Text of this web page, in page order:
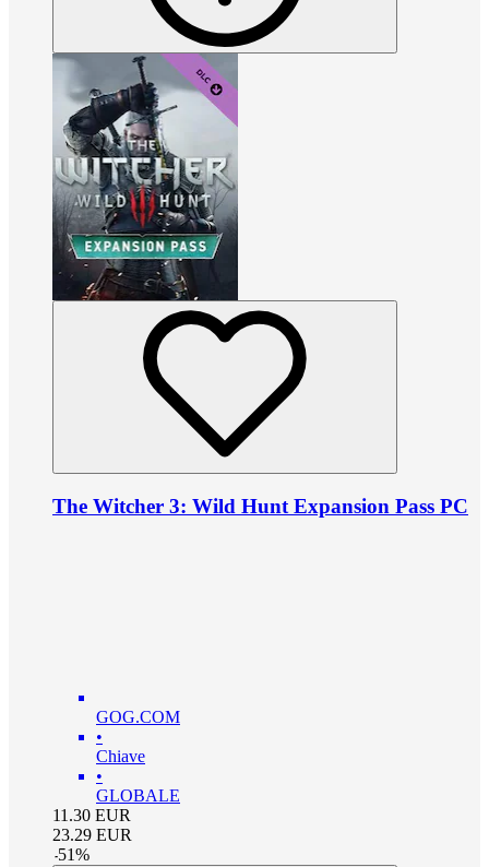
The Witcher 3: Wild Hunt Expansion Pass PC
GOG.COM
•
Chiave
•
GLOBALE
11.30 EUR
23.29 EUR
-51%